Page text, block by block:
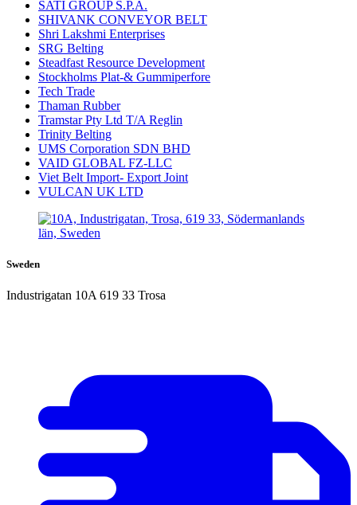
SATI GROUP S.P.A.
SHIVANK CONVEYOR BELT
Shri Lakshmi Enterprises
SRG Belting
Steadfast Resource Development
Stockholms Plat-& Gummiperfore
Tech Trade
Thaman Rubber
Tramstar Pty Ltd T/A Reglin
Trinity Belting
UMS Corporation SDN BHD
VAID GLOBAL FZ-LLC
Viet Belt Import- Export Joint
VULCAN UK LTD
Sweden
Industrigatan 10A 619 33 Trosa